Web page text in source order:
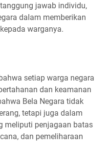
jawab individu,
dalam memberikan
warganya.
setiap warga negara
dan keamanan
Bela Negara tidak
tetapi juga dalam
meliputi penjagaan batas
dan pemeliharaan